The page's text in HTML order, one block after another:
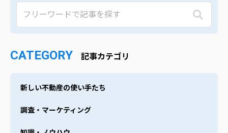
CATEGORY 記事カテゴリ
新しい不動産の使い手たち
調査・マーケティング